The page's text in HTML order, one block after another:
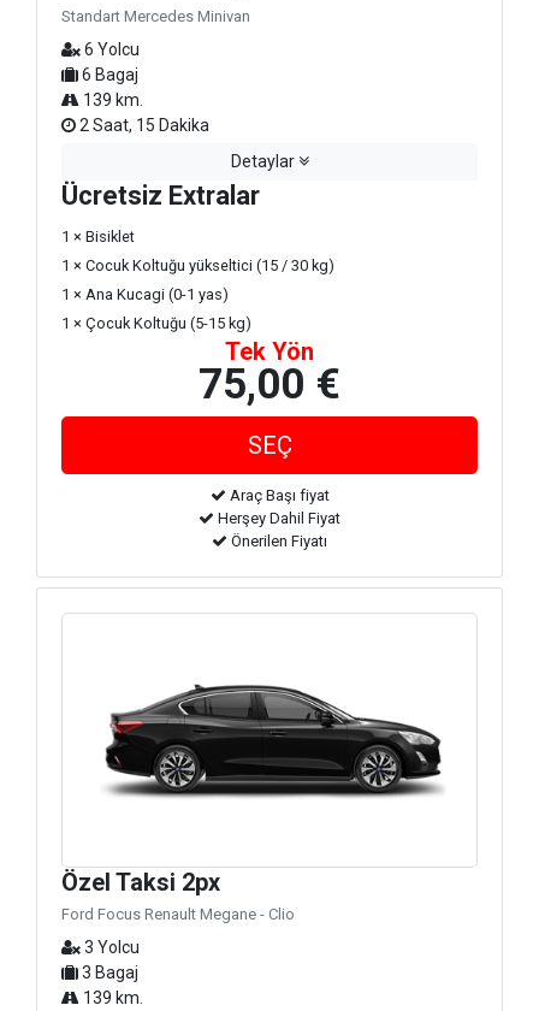
Standart Mercedes Minivan
6 Yolcu
6 Bagaj
139 km.
2 Saat, 15 Dakika
Detaylar
Ücretsiz Extralar
1 × Bisiklet
1 × Cocuk Koltuğu yükseltici (15 / 30 kg)
1 × Ana Kucagi (0-1 yas)
1 × Çocuk Koltuğu (5-15 kg)
Tek Yön
75,00 €
Araç Başı fiyat
Herşey Dahil Fiyat
Önerilen Fiyatı
Özel Taksi 2px
Ford Focus Renault Megane - Clio
3 Yolcu
3 Bagaj
139 km.